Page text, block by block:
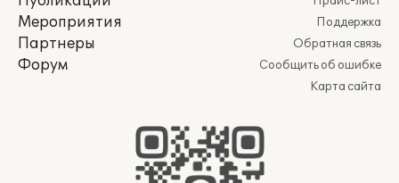
Мероприятия
Партнеры
Форум
Поддержка
Обратная связь
Сообщить об ошибке
Карта сайта